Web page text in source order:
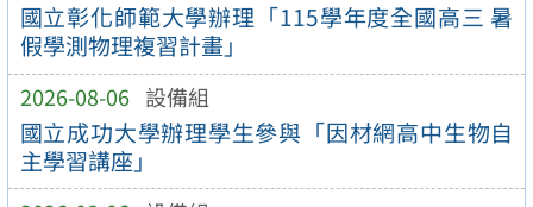
國立彰化師範大學辦理「115學年度全國高三 暑
假學測物理複習計畫」
2026-08-06 設備組
國立成功大學辦理學生參與「因材網高中生物自
主學習講座」